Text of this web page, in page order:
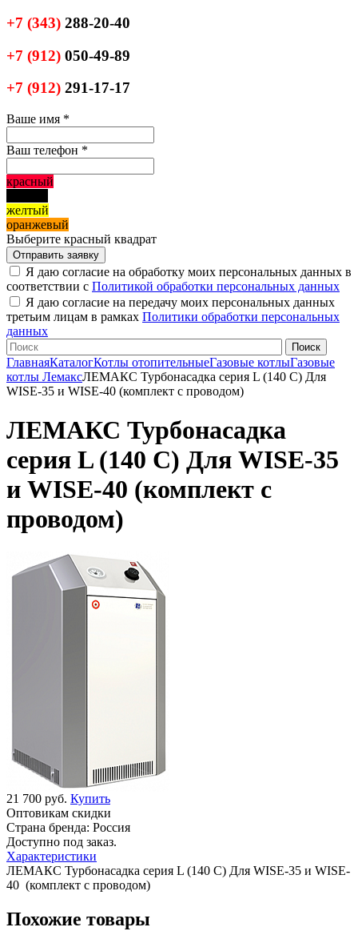
+7 (343) 288-20-40
+7 (912) 050-49-89
+7 (912) 291-17-17
Ваше имя *
Ваш телефон *
красный
желтый
оранжевый
Выберите красный квадрат
Я даю согласие на обработку моих персональных данных в
соответствии с Политикой обработки персональных данных
Я даю согласие на передачу моих персональных данных
третьим лицам в рамках Политики обработки персональных
данных
ГлавнаяКаталогКотлы отопительныеГазовые котлыГазовые
котлы ЛемаксЛЕМАКС Турбонасадка серия L (140 С) Для
WISE-35 и WISE-40 (комплект с проводом)
ЛЕМАКС Турбонасадка
серия L (140 С) Для WISE-35
и WISE-40 (комплект с
проводом)
21 700 руб. Купить
Оптовикам скидки
Страна бренда: Россия
Доступно под заказ.
Характеристики
ЛЕМАКС Турбонасадка серия L (140 С) Для WISE-35 и WISE-
40 (комплект с проводом)
Похожие товары